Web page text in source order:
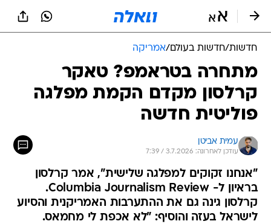
חדשות/חדשות בעולם/אמריקה
מתחרה בטראמפ? טאקר
קרלסון מקדם הקמת מפלגה
פוליטית חדשה
עמית אביטן
עודכן לאחרונה: 3.7.2026 / 7:39
"אנחנו זקוקים למפלגה שלישית", אמר קרלסון
בראיון ל- Columbia Journalism Review.
קרלסון גינה גם את ההתערבות האמריקנית והסיוע
לישראל בעזה והוסיף: "לא אכפת לי מחמאס.